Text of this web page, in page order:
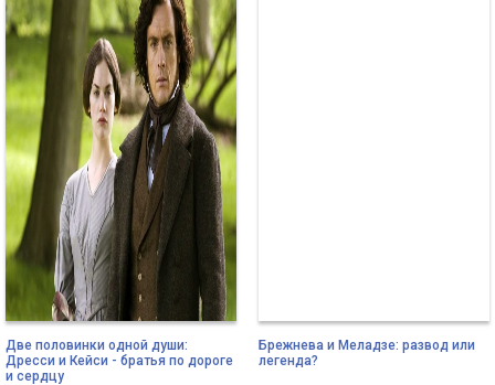
Две половинки одной души:
Дресси и Кейси - братья по дороге
и сердцу
Брежнева и Меладзе: развод или
легенда?